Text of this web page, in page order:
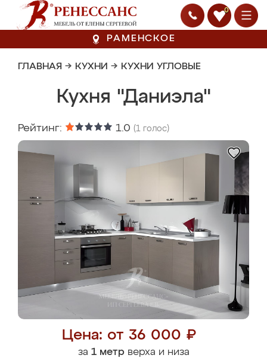
0
РАМЕНСКОЕ
ГЛАВНАЯ → КУХНИ → КУХНИ УГЛОВЫЕ
Кухня "Даниэла"
Рейтинг: 1.0 (1 голос)
Цена: от 36 000 ₽
за 1 метрверха и низа